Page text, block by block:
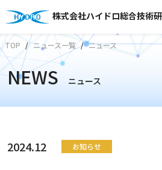
株式会社ハイドロ総合技術
TOP ニュース一覧 ニュース
NEWS ニュース
2024.12 お知らせ